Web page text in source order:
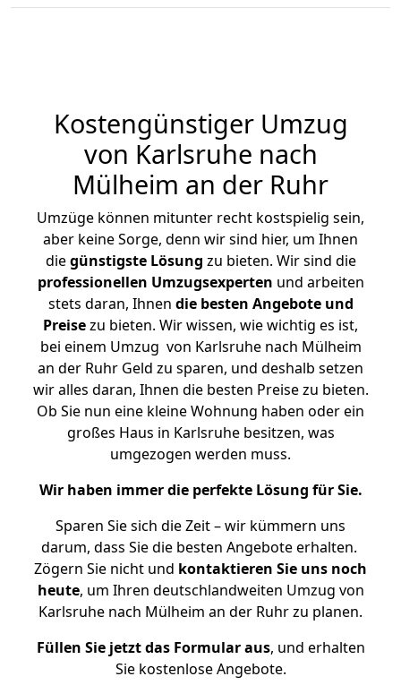
Kostengünstiger Umzug
von Karlsruhe nach
Mülheim an der Ruhr
Umzüge können mitunter recht kostspielig sein,
aber keine Sorge, denn wir sind hier, um Ihnen
diegünstigste Lösung zu bieten. Wir sind die
professionellen Umzugsexperten und arbeiten
stets daran, Ihnen die besten Angebote und
Preisezu bieten. Wir wissen, wie wichtig es ist,
bei einem Umzug von Karlsruhe nach Mülheim
an der Ruhr Geld zu sparen, und deshalb setzen
wir alles daran, Ihnen die besten Preise zu bieten.
Ob Sie nun eine kleine Wohnung haben oder ein
großes Haus in Karlsruhe besitzen, was
umgezogen werden muss.
Wir haben immer die perfekte Lösung für Sie.
Sparen Sie sich die Zeit – wir kümmern uns
darum, dass Sie die besten Angebote erhalten.
Zögern Sie nicht und kontaktieren Sie uns noch
heute, um Ihren deutschlandweiten Umzug von
Karlsruhe nach Mülheim an der Ruhr zu planen.
Füllen Sie jetzt das Formular aus, und erhalten
Sie kostenlose Angebote.